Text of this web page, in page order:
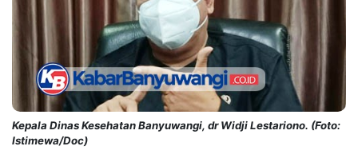
Kepala Dinas Kesehatan Banyuwangi, dr Widji Lestariono. (Foto:
Istimewa/Doc)